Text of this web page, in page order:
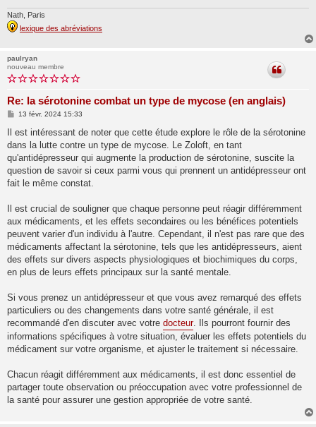
Nath, Paris
lexique des abréviations
paulryan
nouveau membre
Re: la sérotonine combat un type de mycose (en anglais)
M
s
a
g
13 févr. 2024 15:33
Il est intéressant de noter que cette étude explore le rôle de la sérotonine
dans la lutte contre un type de mycose. Le Zoloft, en tant
qu'antidépresseur qui augmente la production de sérotonine, suscite la
question de savoir si ceux parmi vous qui prennent un antidépresseur ont
fait le même constat.
Il est crucial de souligner que chaque personne peut réagir différemment
aux médicaments, et les effets secondaires ou les bénéfices potentiels
peuvent varier d'un individu à l'autre. Cependant, il n'est pas rare que des
médicaments affectant la sérotonine, tels que les antidépresseurs, aient
des effets sur divers aspects physiologiques et biochimiques du corps,
en plus de leurs effets principaux sur la santé mentale.
Si vous prenez un antidépresseur et que vous avez remarqué des effets
particuliers ou des changements dans votre santé générale, il est
recommandé d'en discuter avec votre docteur. Ils pourront fournir des
informations spécifiques à votre situation, évaluer les effets potentiels du
médicament sur votre organisme, et ajuster le traitement si nécessaire.
Chacun réagit différemment aux médicaments, il est donc essentiel de
partager toute observation ou préoccupation avec votre professionnel de
la santé pour assurer une gestion appropriée de votre santé.